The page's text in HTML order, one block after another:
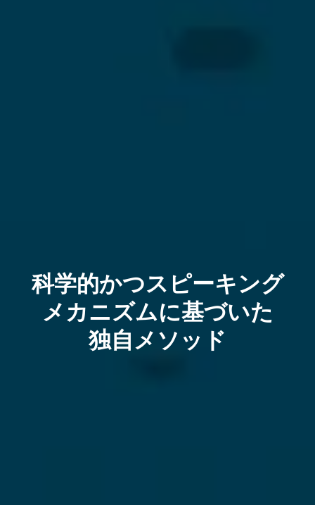
科学的かつスピーキング
メカニズムに基づいた
独自メソッド